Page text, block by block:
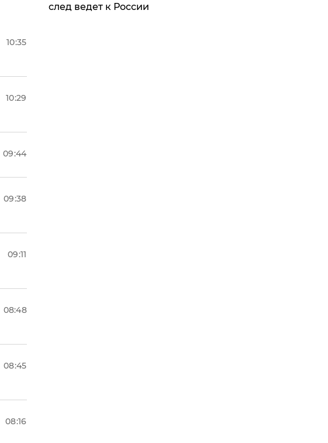
10:35
10:29
09:44
09:38
09:11
08:48
08:45
08:16
след ведет к России